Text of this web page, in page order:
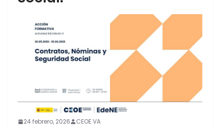
24 febrero, 2026 CEOE VA